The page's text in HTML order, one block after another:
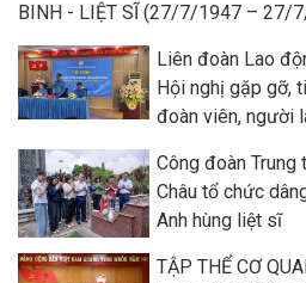
BINH - LIỆT SĨ (27/7/1947 – 27/
Liên đoàn Lao
Hội nghị gặp gỡ,
đoàn viên, người
Công đoàn Trung
Châu tổ chức
Anh hùng liệt sĩ
TẬP THỂ CƠ